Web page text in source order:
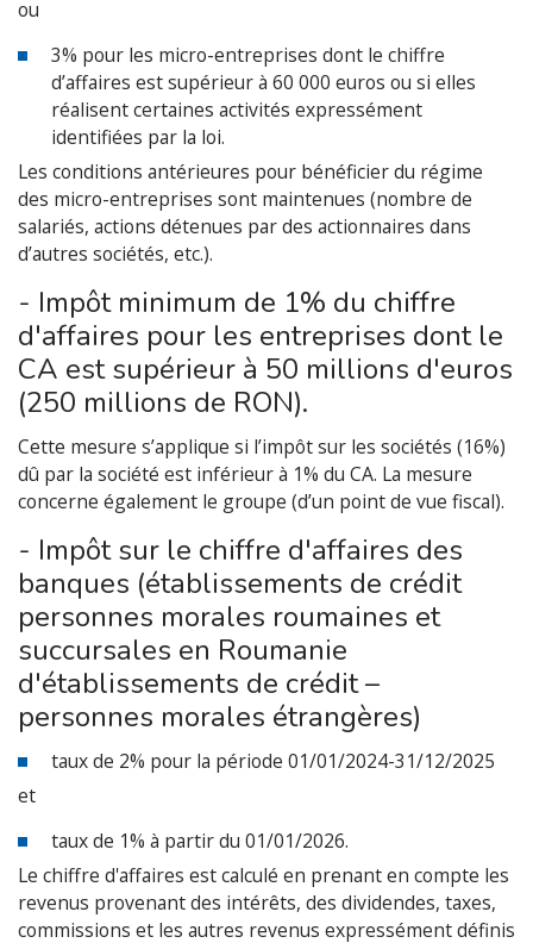
ou
3% pour les micro-entreprises dont le chiffre
d’affaires est supérieur à 60 000 euros ou si elles
réalisent certaines activités expressément
identifiées par la loi.
Les conditions antérieures pour bénéficier du régime
des micro-entreprises sont maintenues (nombre de
salariés, actions détenues par des actionnaires dans
d’autres sociétés, etc.).
- Impôt minimum de 1% du chiffre
d'affaires pour les entreprises dont le
CA est supérieur à 50 millions d'euros
(250 millions de RON).
Cette mesure s’applique si l’impôt sur les sociétés (16%)
dû par la société est inférieur à 1% du CA. La mesure
concerne également le groupe (d’un point de vue fiscal).
- Impôt sur le chiffre d'affaires des
banques (établissements de crédit
personnes morales roumaines et
succursales en Roumanie
d'établissements de crédit –
personnes morales étrangères)
taux de 2% pour la période 01/01/2024-31/12/2025
et
taux de 1% à partir du 01/01/2026.
Le chiffre d'affaires est calculé en prenant en compte les
revenus provenant des intérêts, des dividendes, taxes,
commissions et les autres revenus expressément définis